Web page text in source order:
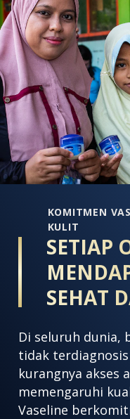
5
1
KOMITMEN
KULIT
SETIAP
SEHAT
Di seluruh dunia,
tidak
kurangnya akses
memengaruhi
Vaseline